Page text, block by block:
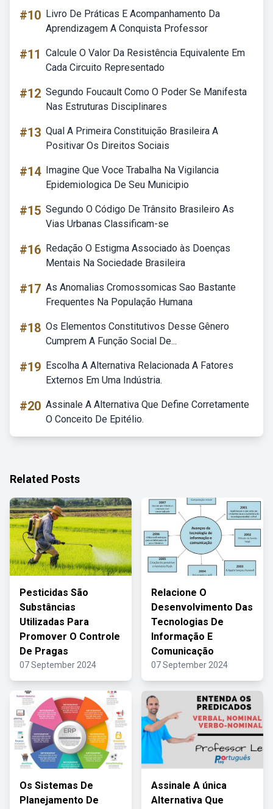
#10 Livro De Práticas E Acompanhamento Da
Aprendizagem A Conquista Professor
#11 Calcule O Valor Da Resistência Equivalente Em
Cada Circuito Representado
#12 Segundo Foucault Como O Poder Se Manifesta
Nas Estruturas Disciplinares
#13 Qual A Primeira Constituição Brasileira A
Positivar Os Direitos Sociais
#14 Imagine Que Voce Trabalha Na Vigilancia
Epidemiologica De Seu Municipio
#15 Segundo O Código De Trânsito Brasileiro As
Vias Urbanas Classificam-se
#16 Redação O Estigma Associado às Doenças
Mentais Na Sociedade Brasileira
#17 As Anomalias Cromossomicas Sao Bastante
Frequentes Na População Humana
#18 Os Elementos Constitutivos Desse Gênero
Cumprem A Função Social De...
#19 Escolha A Alternativa Relacionada A Fatores
Externos Em Uma Indústria.
#20 Assinale A Alternativa Que Define Corretamente
O Conceito De Epitélio.
Related Posts
Pesticidas São
Substâncias
Utilizadas Para
Promover O Controle
De Pragas
07 September 2024
Relacione O
Desenvolvimento Das
Tecnologias De
Informação E
Comunicação
07 September 2024
Os Sistemas De
Planejamento De
Assinale A única
Alternativa Que